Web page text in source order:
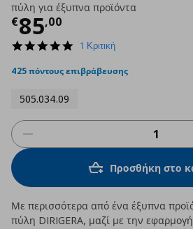
πύλη για έξυπνα προϊόντα
€85,00
Τρέχουσα τιμή
5.0
rating
1 Κριτική
425 πόντους επιβράβευσης
505.034.09
Προσθήκη στο
Με περισσότερα από ένα έξυπνα
πύλη DIRIGERA, μαζί με την